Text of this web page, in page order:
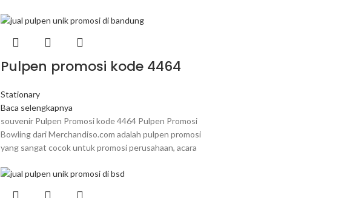
Pulpen promosi kode 4464
Stationary
Baca selengkapnya
souvenir Pulpen Promosi kode 4464 Pulpen Promosi
Bowling dari Merchandiso.com adalah pulpen promosi
yang sangat cocok untuk promosi perusahaan, acara